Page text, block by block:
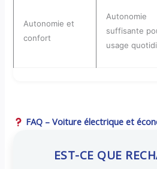
Autonomie et
confort
Autonomie
suffisante
usage
FAQ – Voiture électrique et
EST-CE QUE